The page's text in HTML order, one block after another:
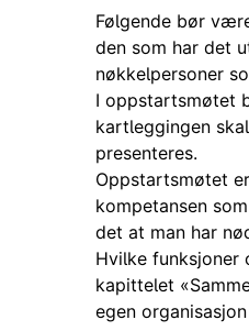
Følgende bør
den som har det
nøkkelpersoner
I oppstartsmøtet
kartleggingen
presenteres.
Oppstartsmøtet
kompetansen
det at man har
Hvilke funksjoner
kapittelet
egen